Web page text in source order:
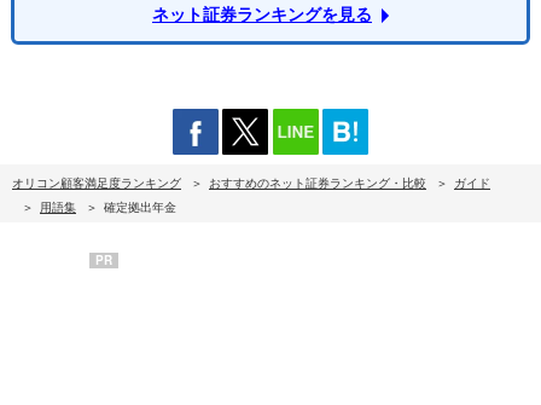
ネット証券ランキングを見る
オリコン顧客満足度ランキング おすすめのネット証券ランキング・比較
ガイド
用語集
確定拠出年金
PR